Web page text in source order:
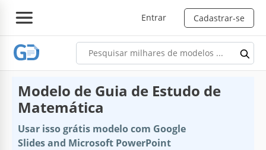
Entrar Cadastrar-se
Modelo de Guia de Estudo de
Matemática
Usar isso grátis modelo com Google
Slides and Microsoft PowerPoint